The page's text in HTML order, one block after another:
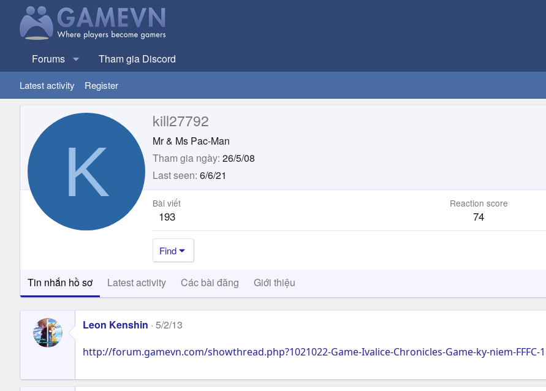
Forums Tham gia Discord
Latest activity Register
K
kill27792
Mr & Ms Pac-Man
Tham gia ngày 26/5/08
Last seen 6/6/21
Bài viết
193
Reaction score
74
Find
Tin nhắn hồ sơ Latest activity Các bài đăng Giới thiệu
Leon Kenshin 5/2/13
http://forum.gamevn.com/showthread.php?1021022-Game-Ivalice-Chronicles-Game-ky-niem-FFFC-